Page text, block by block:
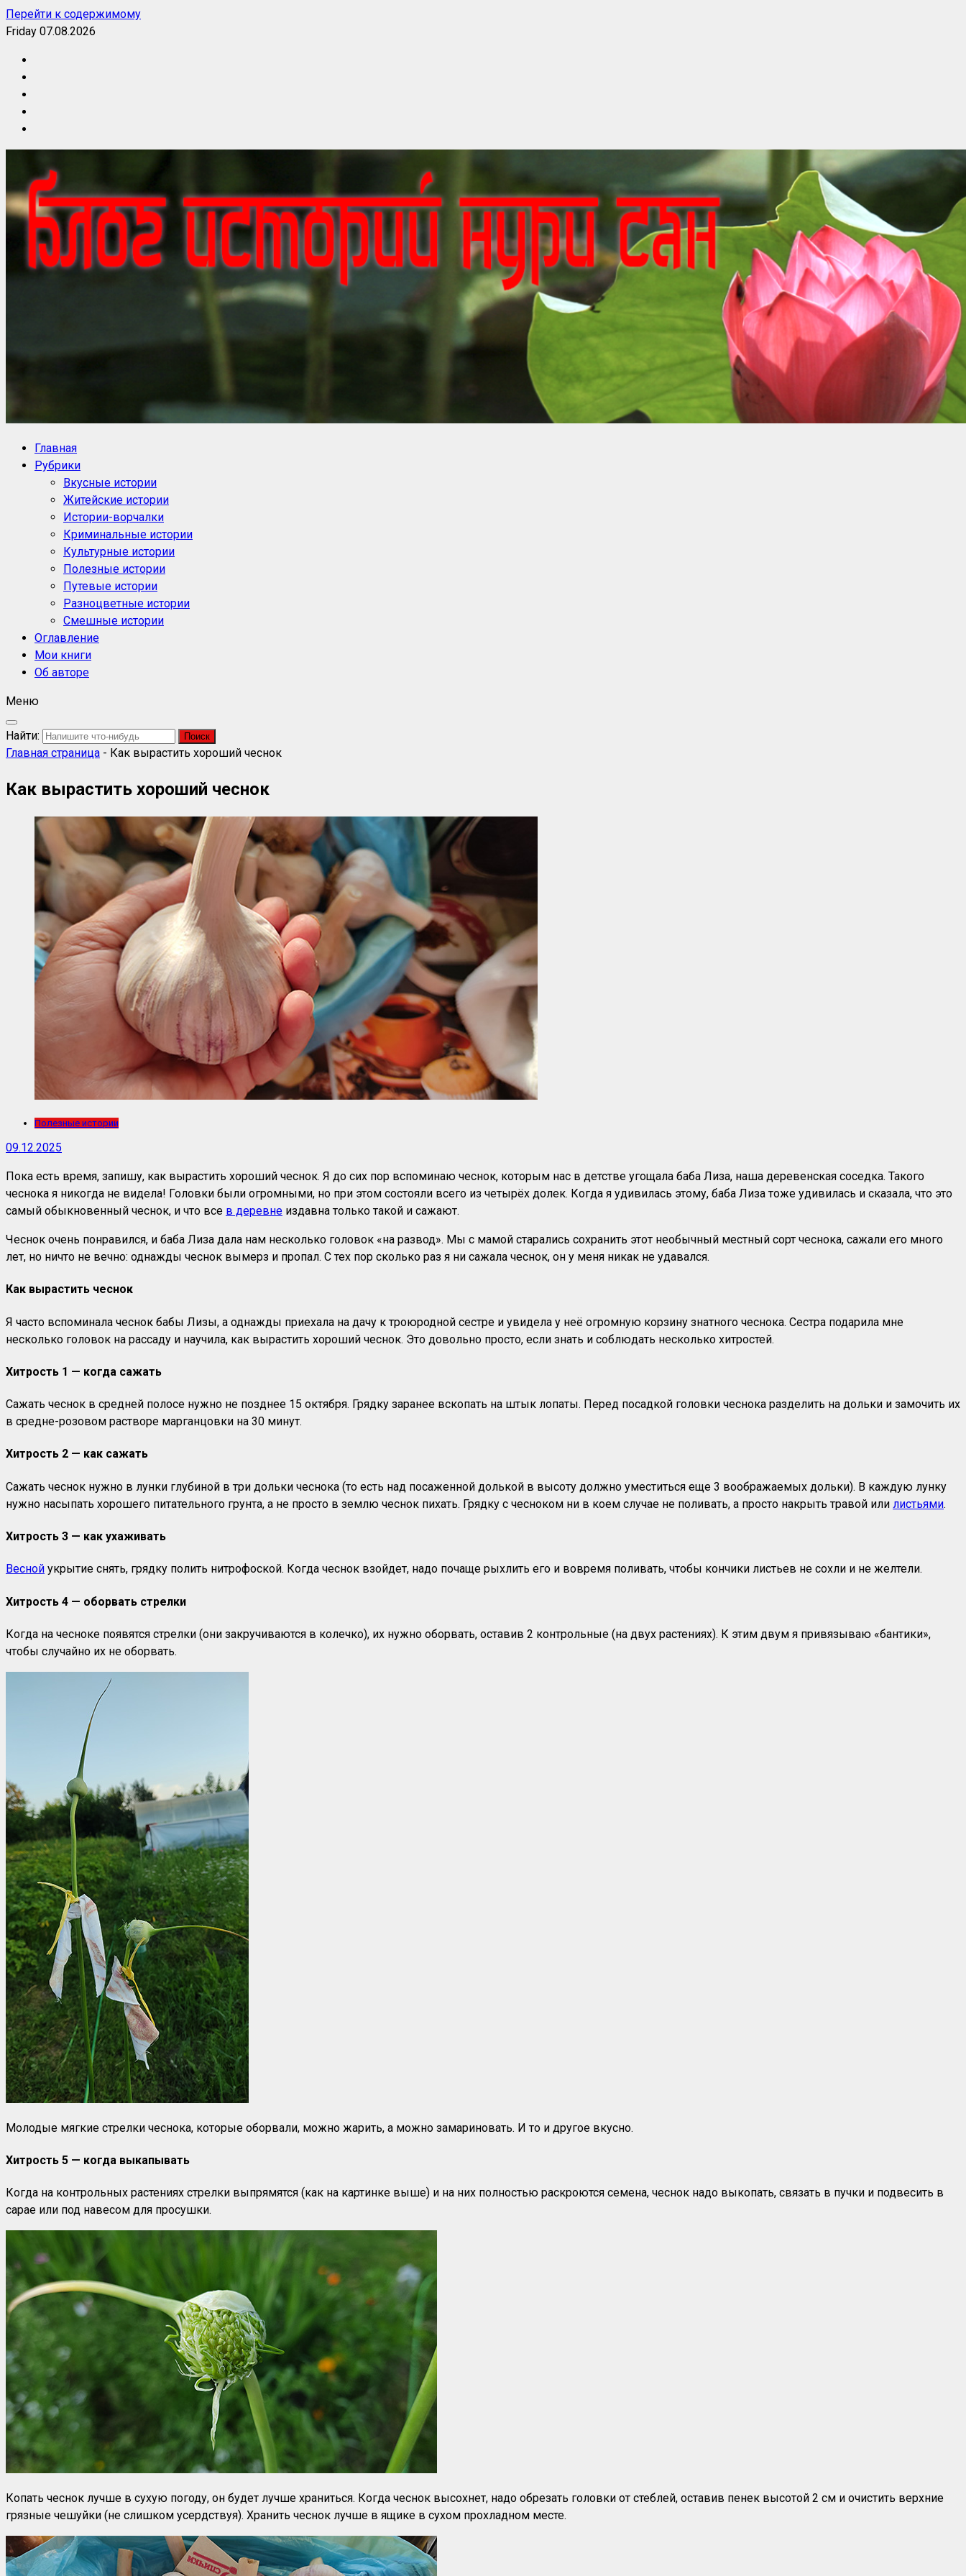
Перейти к содержимому
Friday 07.08.2026
Блог историй NoorySan
Главная
Рубрики
Вкусные истории
Житейские истории
Истории-ворчалки
Криминальные истории
Культурные истории
Полезные истории
Путевые истории
Разноцветные истории
Смешные истории
Оглавление
Мои книги
Об авторе
Меню
Найти:
Главная страница - Как вырастить хороший чеснок
Как вырастить хороший чеснок
Полезные истории
09.12.2025
Пока есть время, запишу, как вырастить хороший чеснок. Я до сих пор вспоминаю чеснок, которым нас в детстве угощала баба Лиза, наша деревенская соседка. Такого
чеснока я никогда не видела! Головки были огромными, но при этом состояли всего из четырёх долек. Когда я удивилась этому, баба Лиза тоже удивилась и сказала, что это
самый обыкновенный чеснок, и что все в деревне издавна только такой и сажают.
Чеснок очень понравился, и баба Лиза дала нам несколько головок «на развод». Мы с мамой старались сохранить этот необычный местный сорт чеснока, сажали его много
лет, но ничто не вечно: однажды чеснок вымерз и пропал. С тех пор сколько раз я ни сажала чеснок, он у меня никак не удавался.
Как вырастить чеснок
Я часто вспоминала чеснок бабы Лизы, а однажды приехала на дачу к троюродной сестре и увидела у неё огромную корзину знатного чеснока. Сестра подарила мне
несколько головок на рассаду и научила, как вырастить хороший чеснок. Это довольно просто, если знать и соблюдать несколько хитростей.
Хитрость 1 — когда сажать
Сажать чеснок в средней полосе нужно не позднее 15 октября. Грядку заранее вскопать на штык лопаты. Перед посадкой головки чеснока разделить на дольки и замочить их
в средне-розовом растворе марганцовки на 30 минут.
Хитрость 2 — как сажать
Сажать чеснок нужно в лунки глубиной в три дольки чеснока (то есть над посаженной долькой в высоту должно уместиться еще 3 воображаемых дольки). В каждую лунку
нужно насыпать хорошего питательного грунта, а не просто в землю чеснок пихать. Грядку с чесноком ни в коем случае не поливать, а просто накрыть травой или листьями.
Хитрость 3 — как ухаживать
Весной укрытие снять, грядку полить нитрофоской. Когда чеснок взойдет, надо почаще рыхлить его и вовремя поливать, чтобы кончики листьев не сохли и не желтели.
Хитрость 4 — оборвать стрелки
Когда на чесноке появятся стрелки (они закручиваются в колечко), их нужно оборвать, оставив 2 контрольные (на двух растениях). К этим двум я привязываю «бантики»,
чтобы случайно их не оборвать.
Молодые мягкие стрелки чеснока, которые оборвали, можно жарить, а можно замариновать. И то и другое вкусно.
Хитрость 5 — когда выкапывать
Когда на контрольных растениях стрелки выпрямятся (как на картинке выше) и на них полностью раскроются семена, чеснок надо выкопать, связать в пучки и подвесить в
сарае или под навесом для просушки.
Копать чеснок лучше в сухую погоду, он будет лучше храниться. Когда чеснок высохнет, надо обрезать головки от стеблей, оставив пенек высотой 2 см и очистить верхние
грязные чешуйки (не слишком усердствуя). Хранить чеснок лучше в ящике в сухом прохладном месте.